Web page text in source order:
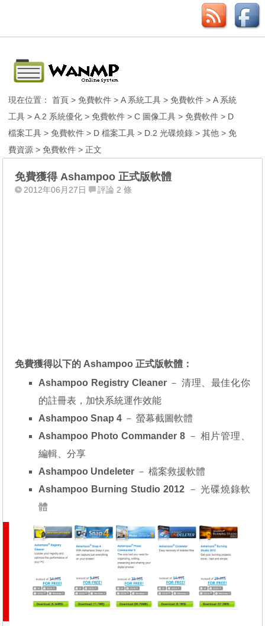
現在位置：首頁 >免費軟件 >A 系統工具 >免費軟件 >A 系統
工具 >A.2 系統優化 >免費軟件 >C 圖像工具 >免費軟件 > D
檔案工具 >免費軟件 > D 檔案工具 > D.2 光碟燒錄 >其他 >免
費資源 >免費軟件 > 正文
免費獲得 Ashampoo 正式版軟體
2012年06月27日 評論 2 條
免費獲得以下的 Ashampoo 正式版軟體：
Ashampoo Registry Cleaner－ 清理、最佳化你
的註冊表，加快系統運作效能
Ashampoo Snap 4 － 螢幕截圖軟體
Ashampoo Photo Commander 8 － 相片管理、
編輯、分享
Ashampoo Undeleter － 檔案救援軟體
Ashampoo Burning Studio 2012 － 光碟燒錄軟
體